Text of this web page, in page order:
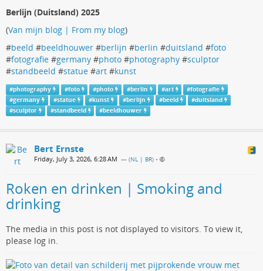
Berlijn (Duitsland) 2025
(Van mijn blog | From my blog)
#beeld #beeldhouwer #berlijn #berlin #duitsland #foto
#fotografie #germany #photo #photography #sculptor
#standbeeld #statue #art #kunst
#photography #foto #photo #berlin #art #fotografie
#germany #statue #kunst #berlijn #beeld #duitsland
#sculptor #standbeeld #beeldhouwer
Bert Ernste
Friday, July 3, 2026, 6:28 AM — (NL | BR) •
Roken en drinken | Smoking and
drinking
The media in this post is not displayed to visitors. To view it,
please log in.